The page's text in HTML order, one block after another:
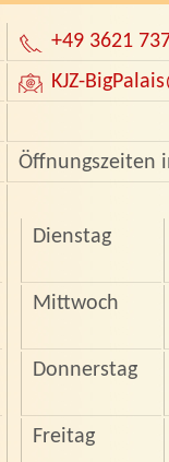
+49 3621
KJZ-BigPalais
Öffnungszeiten
Dienstag
Mittwoch
Donnerstag
Freitag